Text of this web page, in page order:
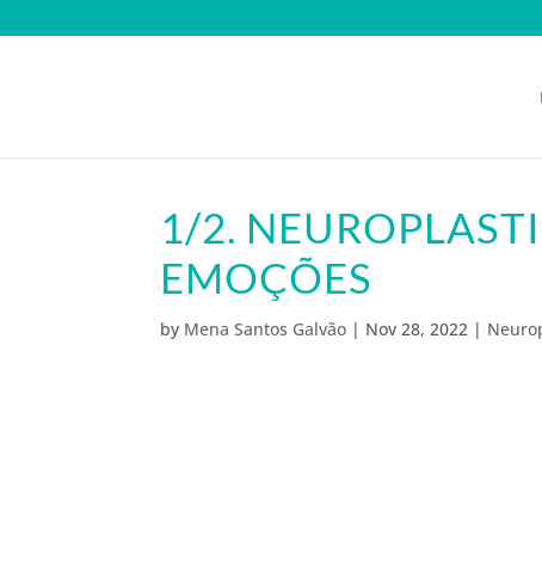
1/2.
EMOÇÕES
by Mena Santos Galvão | Nov 28, 2022 |